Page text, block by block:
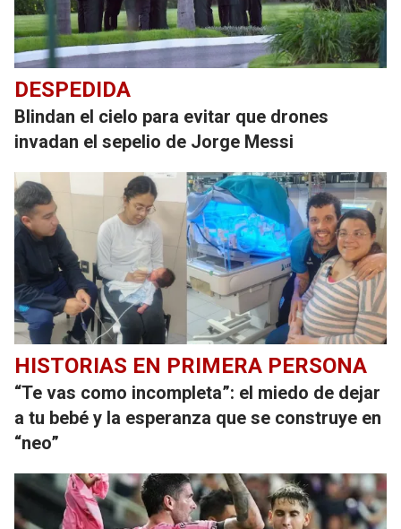
DESPEDIDA
Blindan el cielo para evitar que drones
invadan el sepelio de Jorge Messi
HISTORIAS EN PRIMERA PERSONA
“Te vas como incompleta”: el miedo de dejar
a tu bebé y la esperanza que se construye en
“neo”